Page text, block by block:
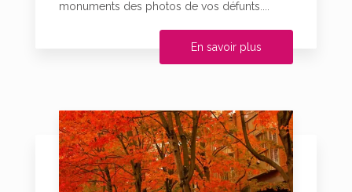
monuments des photos de vos défunts....
En savoir plus